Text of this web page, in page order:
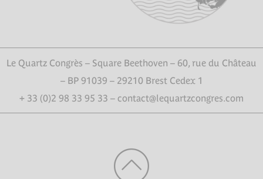
Le Quartz Congrès – Square Beethoven – 60, rue du Château
– BP 91039 – 29210 Brest Cedex 1
+ 33 (0)2 98 33 95 33 – contact@lequartzcongres.com